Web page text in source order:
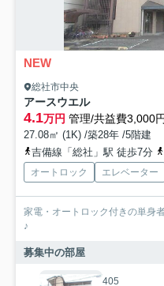
NEW
総社市中央
アースウエル
4.1万円 管理/共益費3,000円
27.08㎡ (1K) /築28年 /5階建
吉備線「総社」駅 徒歩7分
オートロック エレベーター
家電・オートロック付きの単身
♪
募集中の部屋
405